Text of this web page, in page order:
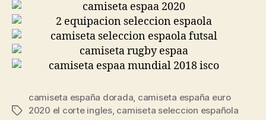
Etiquetas
camiseta españa dorada, camiseta españa euro
2020 el corte ingles, camiseta seleccion española